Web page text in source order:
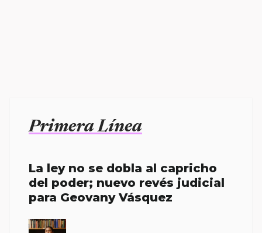
Primera Línea
La ley no se dobla al capricho
del poder; nuevo revés judicial
para Geovany Vásquez